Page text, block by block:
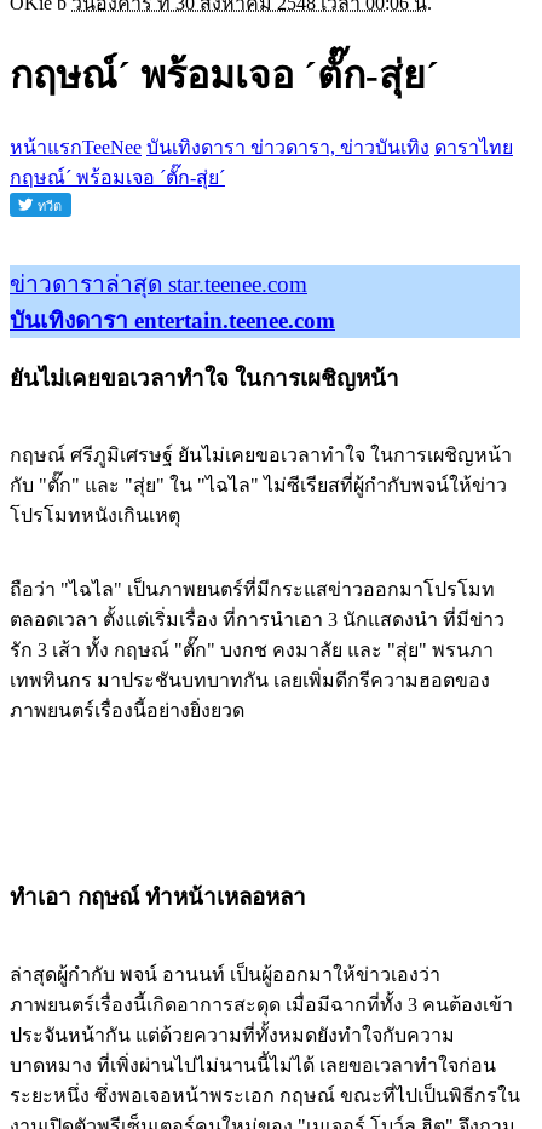
กฤษณ์´ พร้อมเจอ ´ตั๊ก-สุ่ย´
หน้าแรกTeeNee บันเทิงดารา ข่าวดารา, ข่าวบันเทิง ดาราไทย
กฤษณ์´ พร้อมเจอ ´ตั๊ก-สุ่ย´
ข่าวดาราล่าสุด star.teenee.com
บันเทิงดารา entertain.teenee.com
ยันไม่เคยขอเวลาทำใจ ในการเผชิญหน้า
กฤษณ์ ศรีภูมิเศรษฐ์ ยันไม่เคยขอเวลาทำใจ ในการเผชิญหน้า
กับ "ตั๊ก" และ "สุ่ย" ใน "ไฉไล" ไม่ซีเรียสที่ผู้กำกับพจน์ให้ข่าว
โปรโมทหนังเกินเหตุ
ถือว่า "ไฉไล" เป็นภาพยนตร์ที่มีกระแสข่าวออกมาโปรโมท
ตลอดเวลา ตั้งแต่เริ่มเรื่อง ที่การนำเอา 3 นักแสดงนำ ที่มีข่าว
รัก 3 เส้า ทั้ง กฤษณ์ "ตั๊ก" บงกช คงมาลัย และ "สุ่ย" พรนภา
เทพทินกร มาประชันบทบาทกัน เลยเพิ่มดีกรีความฮอตของ
ภาพยนตร์เรื่องนี้อย่างยิ่งยวด
ทำเอา กฤษณ์ ทำหน้าเหลอหลา
ล่าสุดผู้กำกับ พจน์ อานนท์ เป็นผู้ออกมาให้ข่าวเองว่า
ภาพยนตร์เรื่องนี้เกิดอาการสะดุด เมื่อมีฉากที่ทั้ง 3 คนต้องเข้า
ประจันหน้ากัน แต่ด้วยความที่ทั้งหมดยังทำใจกับความ
บาดหมาง ที่เพิ่งผ่านไปไม่นานนี้ไม่ได้ เลยขอเวลาทำใจก่อน
ระยะหนึ่ง ซึ่งพอเจอหน้าพระเอก กฤษณ์ ขณะที่ไปเป็นพิธีกรใน